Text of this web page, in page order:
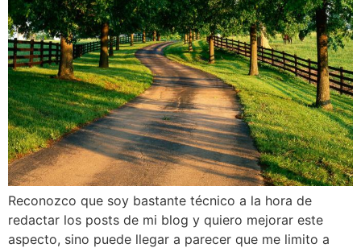
Reconozco que soy bastante técnico a la hora de
redactar los posts de mi blog y quiero mejorar este
aspecto, sino puede llegar a parecer que me limito a